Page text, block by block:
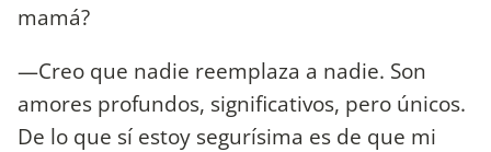
mamá?
—Creo que nadie reemplaza a nadie. Son
amores profundos, significativos, pero únicos.
De lo que sí estoy segurísima es de que mi